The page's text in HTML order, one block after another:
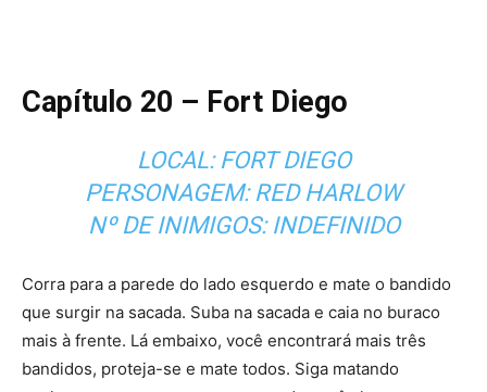
Capítulo 20 – Fort Diego
LOCAL: FORT DIEGO
PERSONAGEM: RED HARLOW
Nº DE INIMIGOS: INDEFINIDO
Corra para a parede do lado esquerdo e mate o bandido
que surgir na sacada. Suba na sacada e caia no buraco
mais à frente. Lá embaixo, você encontrará mais três
bandidos, proteja-se e mate todos. Siga matando